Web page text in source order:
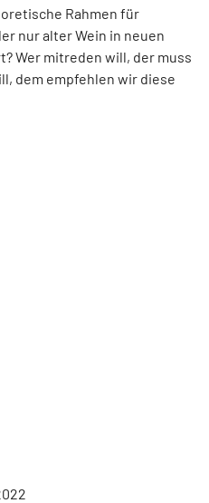
Rahmen für
nur alter Wein in neuen
Wer mitreden will, der muss
dem empfehlen wir diese